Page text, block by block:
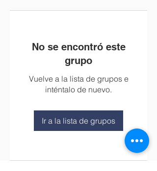
No se encontró este
grupo
Vuelve a la lista de grupos e
inténtalo de nuevo.
Ir a la lista de grupos